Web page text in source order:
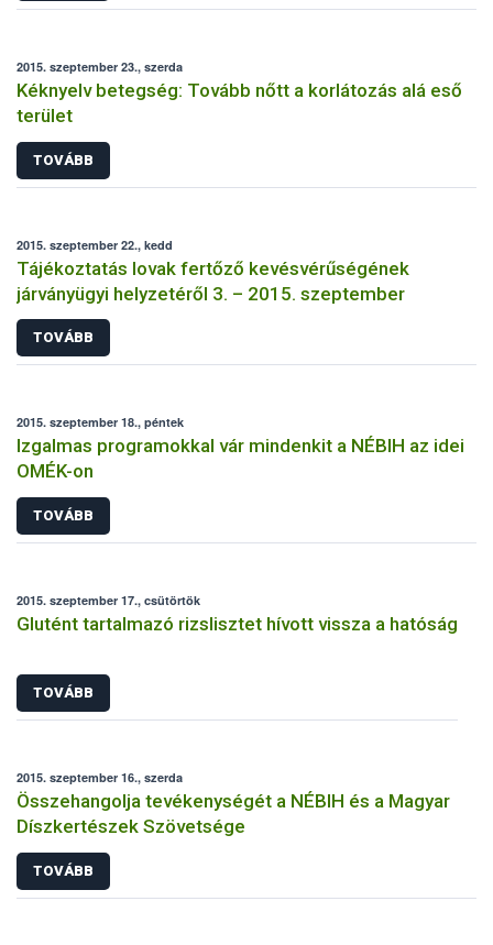
2015. szeptember 23., szerda
Kéknyelv betegség: Tovább nőtt a korlátozás alá eső
terület
TOVÁBB
2015. szeptember 22., kedd
Tájékoztatás lovak fertőző kevésvérűségének
járványügyi helyzetéről 3. – 2015. szeptember
TOVÁBB
2015. szeptember 18., péntek
Izgalmas programokkal vár mindenkit a NÉBIH az idei
OMÉK-on
TOVÁBB
2015. szeptember 17., csütörtök
Glutént tartalmazó rizslisztet hívott vissza a hatóság
TOVÁBB
2015. szeptember 16., szerda
Összehangolja tevékenységét a NÉBIH és a Magyar
Díszkertészek Szövetsége
TOVÁBB